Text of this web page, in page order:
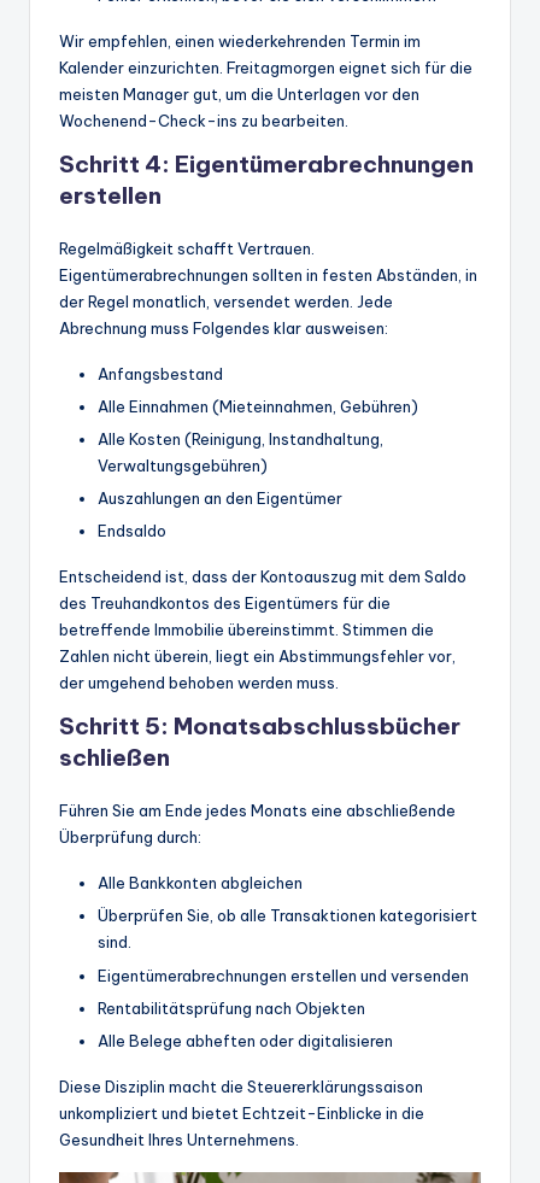
Wir empfehlen, einen wiederkehrenden Termin im
Kalender einzurichten. Freitagmorgen eignet sich für die
meisten Manager gut, um die Unterlagen vor den
Wochenend-Check-ins zu bearbeiten.
Schritt 4: Eigentümerabrechnungen
erstellen
Regelmäßigkeit schafft Vertrauen.
Eigentümerabrechnungen sollten in festen Abständen, in
der Regel monatlich, versendet werden. Jede
Abrechnung muss Folgendes klar ausweisen:
Anfangsbestand
Alle Einnahmen (Mieteinnahmen, Gebühren)
Alle Kosten (Reinigung, Instandhaltung,
Verwaltungsgebühren)
Auszahlungen an den Eigentümer
Endsaldo
Entscheidend ist, dass der Kontoauszug mit dem Saldo
des Treuhandkontos des Eigentümers für die
betreffende Immobilie übereinstimmt. Stimmen die
Zahlen nicht überein, liegt ein Abstimmungsfehler vor,
der umgehend behoben werden muss.
Schritt 5: Monatsabschlussbücher
schließen
Führen Sie am Ende jedes Monats eine abschließende
Überprüfung durch:
Alle Bankkonten abgleichen
Überprüfen Sie, ob alle Transaktionen kategorisiert
sind.
Eigentümerabrechnungen erstellen und versenden
Rentabilitätsprüfung nach Objekten
Alle Belege abheften oder digitalisieren
Diese Disziplin macht die Steuererklärungssaison
unkompliziert und bietet Echtzeit-Einblicke in die
Gesundheit Ihres Unternehmens.